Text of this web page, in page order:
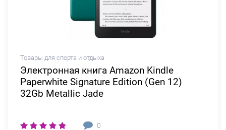
Товары для спорта и отдыха
Электронная книга Amazon Kindle
Paperwhite Signature Edition (Gen 12)
32Gb Metallic Jade
0